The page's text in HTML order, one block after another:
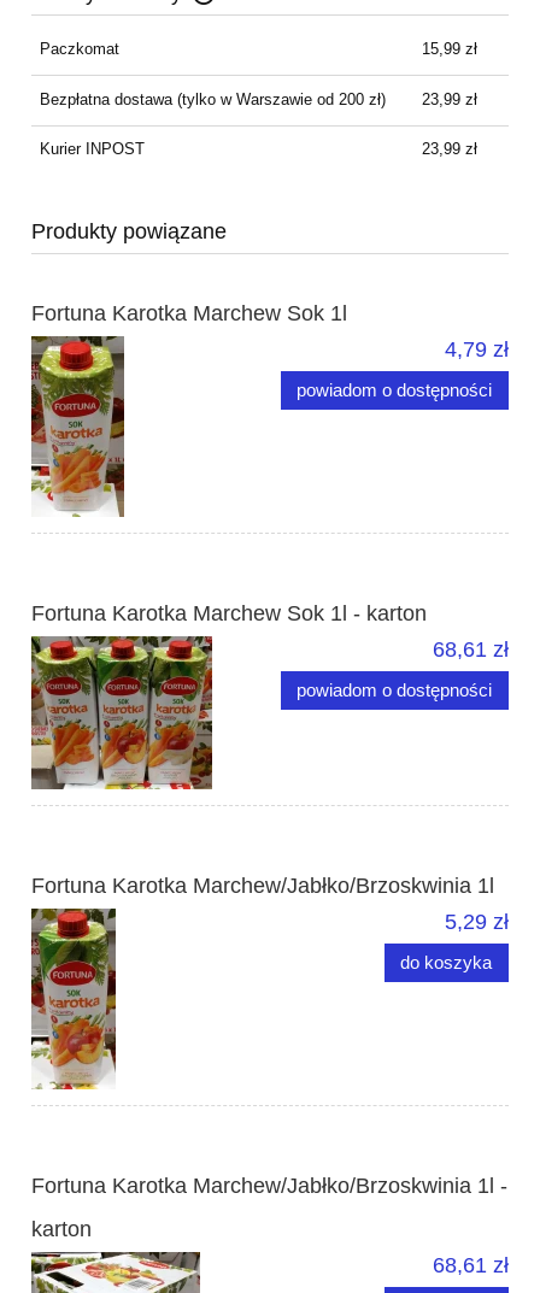
Cena nie zawiera ewentualnych kosztów płatności
Paczkomat 15,99 zł
Bezpłatna dostawa(tylko w Warszawie od 200 zł) 23,99 zł
Kurier INPOST 23,99 zł
Produkty powiązane
Fortuna Karotka Marchew Sok 1l
4,79 zł
powiadom o dostępności
Fortuna Karotka Marchew Sok 1l - karton
68,61 zł
powiadom o dostępności
Fortuna Karotka Marchew/Jabłko/Brzoskwinia 1l
5,29 zł
do koszyka
Fortuna Karotka Marchew/Jabłko/Brzoskwinia 1l -
karton
68,61 zł